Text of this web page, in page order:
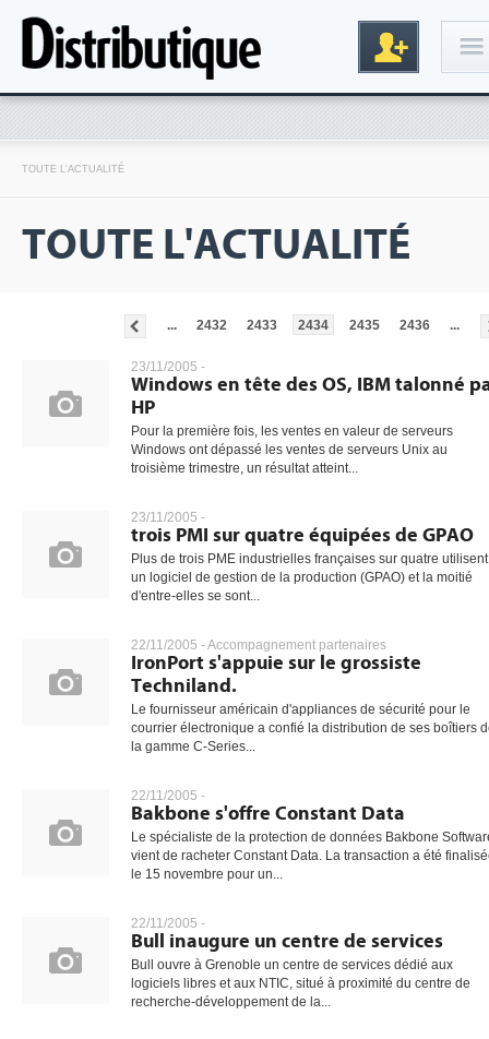
gratuite
TOUTE L'ACTUALITÉ
TOUTE L'ACTUALITÉ
... 2432 2433 2434 2435 2436 ...
23/11/2005 -
Windows en tête des OS, IBM talonné
HP
Pour la première fois, les ventes en valeur de serveurs
Windows ont dépassé les ventes de serveurs Unix au
troisième trimestre, un résultat atteint...
23/11/2005 -
trois PMI sur quatre équipées de GPAO
Plus de trois PME industrielles françaises sur quatre utilisent
un logiciel de gestion de la production (GPAO) et la moitié
d'entre-elles se sont...
22/11/2005 -Accompagnement partenaires
IronPort s'appuie sur le grossiste
Techniland.
Le fournisseur américain d'appliances de sécurité pour le
courrier électronique a confié la distribution de ses boîtiers
la gamme C-Series...
22/11/2005 -
Bakbone s'offre Constant Data
Le spécialiste de la protection de données Bakbone
vient de racheter Constant Data. La transaction a été
le 15 novembre pour un...
22/11/2005 -
Bull inaugure un centre de services
Bull ouvre à Grenoble un centre de services dédié aux
logiciels libres et aux NTIC, situé à proximité du centre de
recherche-développement de la...